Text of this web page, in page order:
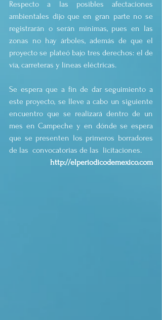
Respecto a las posibles afectaciones
ambientales dijo que en gran parte no se
registrarán o serán mínimas, pues en las
zonas no hay árboles, además de que el
proyecto se plateó bajo tres derechos: el de
vía, carreteras y líneas eléctricas.
Se espera que a fin de dar seguimiento a
este proyecto, se lleve a cabo un siguiente
encuentro que se realizará dentro de un
mes en Campeche y en dónde se espera
que se presenten los primeros borradores
de las  convocatorias de las  licitaciones.
http://elperiodicodemexico.com